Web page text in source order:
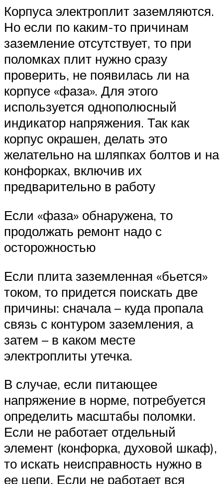
Корпуса электроплит заземляются.
Но если по каким-то причинам
заземление отсутствует, то при
поломках плит нужно сразу
проверить, не появилась ли на
корпусе «фаза». Для этого
используется однополюсный
индикатор напряжения. Так как
корпус окрашен, делать это
желательно на шляпках болтов и на
конфорках, включив их
предварительно в работу
Если «фаза» обнаружена, то
продолжать ремонт надо с
осторожностью
Если плита заземленная «бьется»
током, то придется поискать две
причины: сначала – куда пропала
связь с контуром заземления, а
затем – в каком месте
электроплиты утечка.
В случае, если питающее
напряжение в норме, потребуется
определить масштабы поломки.
Если не работает отдельный
элемент (конфорка, духовой шкаф),
то искать неисправность нужно в
ее цепи. Если не работает вся